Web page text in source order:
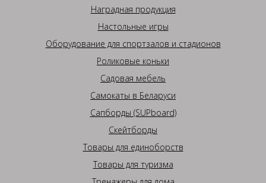
Наградная продукция
Настольные игры
Оборудование для спортзалов и стадионов
Роликовые коньки
Садовая мебель
Самокаты в Беларуси
Сапборды (SUPboard)
Скейтборды
Товары для единоборств
Товары для туризма